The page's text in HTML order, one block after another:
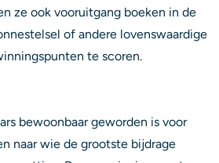
ze ook vooruitgang boeken in de
of andere lovenswaardige
te scoren.
bewoonbaar geworden is voor
naar wie de grootste bijdrage